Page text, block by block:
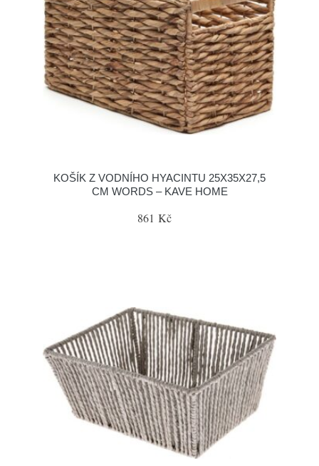
KOŠÍK Z VODNÍHO HYACINTU 25X35X27,5
CM WORDS – KAVE HOME
861 Kč